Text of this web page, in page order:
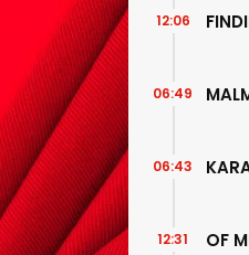
12:06
06:49
06:43
OF
12:31